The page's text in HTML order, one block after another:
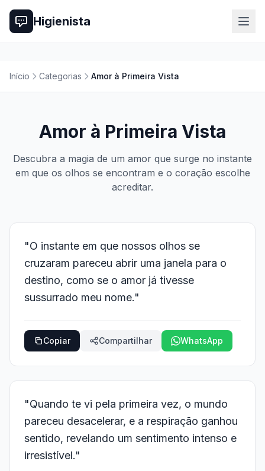
Higienista
Início Categorias Amor à Primeira Vista
Amor à Primeira Vista
Descubra a magia de um amor que surge no instante
em que os olhos se encontram e o coração escolhe
acreditar.
"O instante em que nossos olhos se
cruzaram pareceu abrir uma janela para o
destino, como se o amor já tivesse
sussurrado meu nome."
Copiar Compartilhar WhatsApp
"Quando te vi pela primeira vez, o mundo
pareceu desacelerar, e a respiração ganhou
sentido, revelando um sentimento intenso e
irresistível."